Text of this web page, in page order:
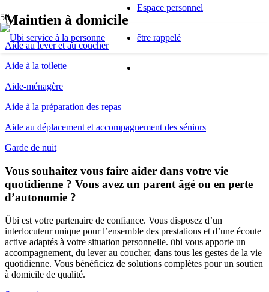
Espace personnel
être rappelé
Maintien à domicile
Aide au lever et au coucher
Aide à la toilette
Aide-ménagère
Aide à la préparation des repas
Aide au déplacement et accompagnement des séniors
Garde de nuit
Vous souhaitez vous faire aider dans votre vie
quotidienne ? Vous avez un parent âgé ou en perte
d’autonomie ?
Übi est votre partenaire de confiance. Vous disposez d’un
interlocuteur unique pour l’ensemble des prestations et d’une écoute
active adaptés à votre situation personnelle. übi vous apporte un
accompagnement, du lever au coucher, dans tous les gestes de la vie
quotidienne. Vous bénéficiez de solutions complètes pour un soutien
à domicile de qualité.